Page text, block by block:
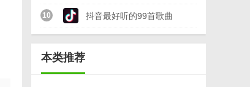
免费版
(Synergy Pro注册码)
10 抖音最好听的99首歌曲
本类推荐